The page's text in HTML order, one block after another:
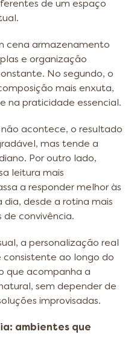
de um espaço
cena armazenamento
e organização
No segundo, o
mais enxuta,
na praticidade essencial.
acontece, o resultado
mas tende a
Por outro lado,
leitura mais
a responder melhor às
desde a rotina mais
convivência.
a personalização real
ao longo do
que acompanha a
sem depender de
improvisadas.
ambientes que